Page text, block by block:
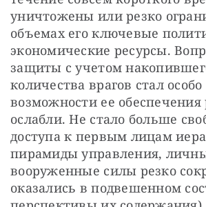
уничтожены или резко
объемах его ключевые
экономические ресурсы.
защиты с учетом
количества врагов стал
возможности ее обеспечения
ослабли. Не стало больше
доступа к первым лицам
пирамиды управления,
вооруженные силы резко
оказались в подвешенном